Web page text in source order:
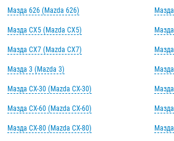
Мазда 626 (Mazda 626)
Мазда CX5 (Mazda CX5)
Мазда CX7 (Mazda CX7)
Мазда 3 (Mazda 3)
Мазда CX-30 (Mazda CX-30)
Мазда CX-60 (Mazda CX-60)
Мазда CX-80 (Mazda CX-80)